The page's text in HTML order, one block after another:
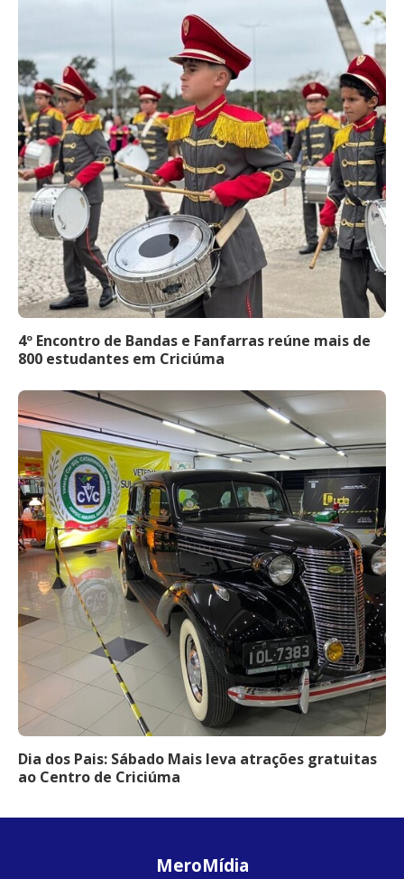
4º Encontro de Bandas e Fanfarras reúne mais de
800 estudantes em Criciúma
Dia dos Pais: Sábado Mais leva atrações gratuitas
ao Centro de Criciúma
MeroMídia